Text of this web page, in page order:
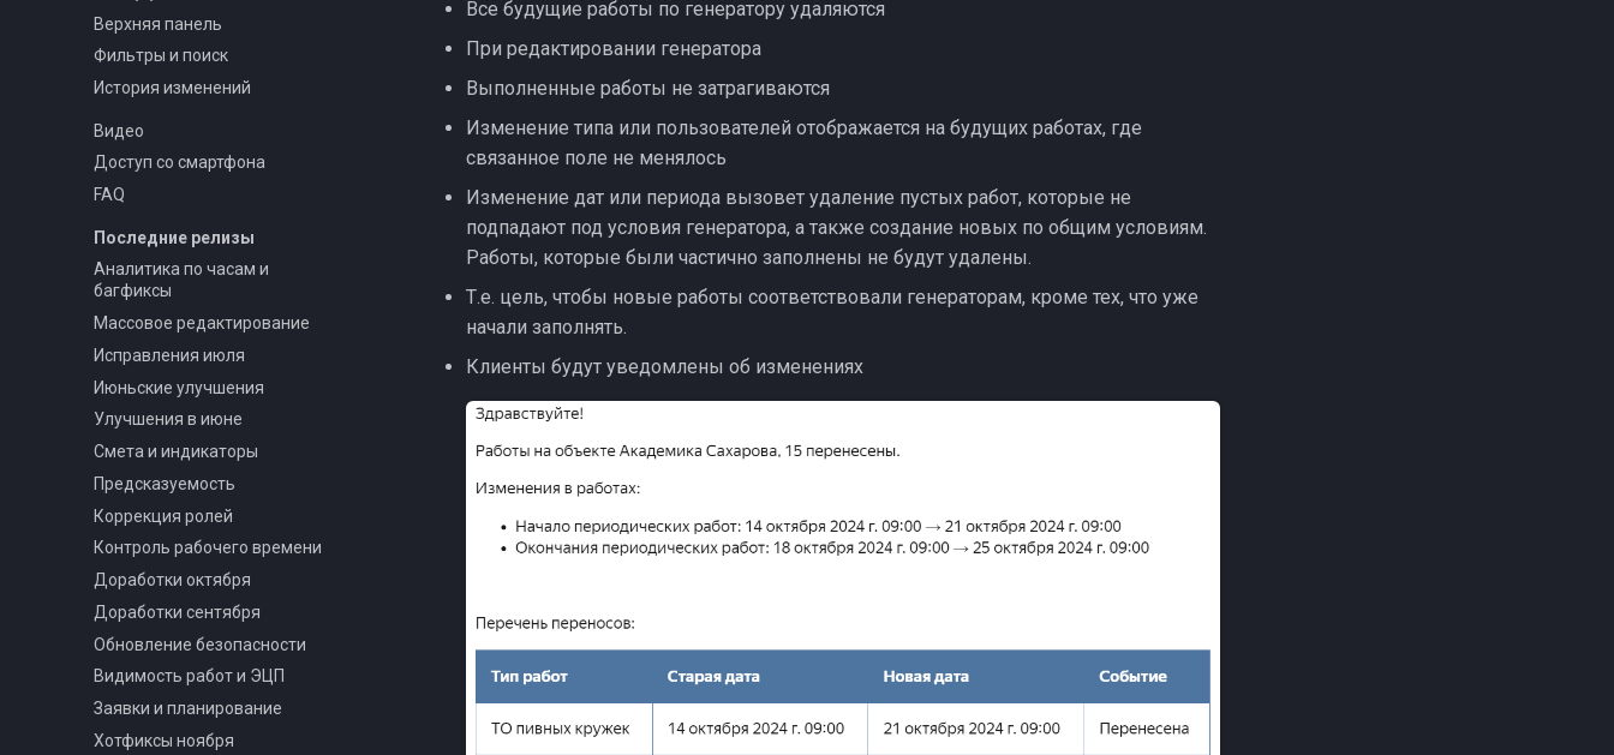
Верхняя панель
Фильтры и поиск
История изменений
Видео
Доступ со смартфона
FAQ
Последние релизы
Аналитика по часам и
багфиксы
Массовое редактирование
Исправления июля
Июньские улучшения
Улучшения в июне
Смета и индикаторы
Предсказуемость
Коррекция ролей
Контроль рабочего времени
Доработки октября
Доработки сентября
Обновление безопасности
Видимость работ и ЭЦП
Заявки и планирование
Хотфиксы ноября
Все будущие работы по генератору удаляются
При редактировании генератора
Выполненные работы не затрагиваются
Изменение типа или пользователей отображается на будущих работах, где
связанное поле не менялось
Изменение дат или периода вызовет удаление пустых работ, которые не
подпадают под условия генератора, а также создание новых по общим условиям.
Работы, которые были частично заполнены не будут удалены.
Т.е. цель, чтобы новые работы соответствовали генераторам, кроме тех, что уже
начали заполнять.
Клиенты будут уведомлены об изменениях